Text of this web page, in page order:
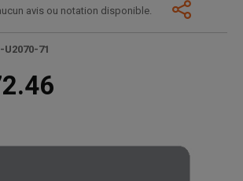
avis ou notation disponible.
U2070-71